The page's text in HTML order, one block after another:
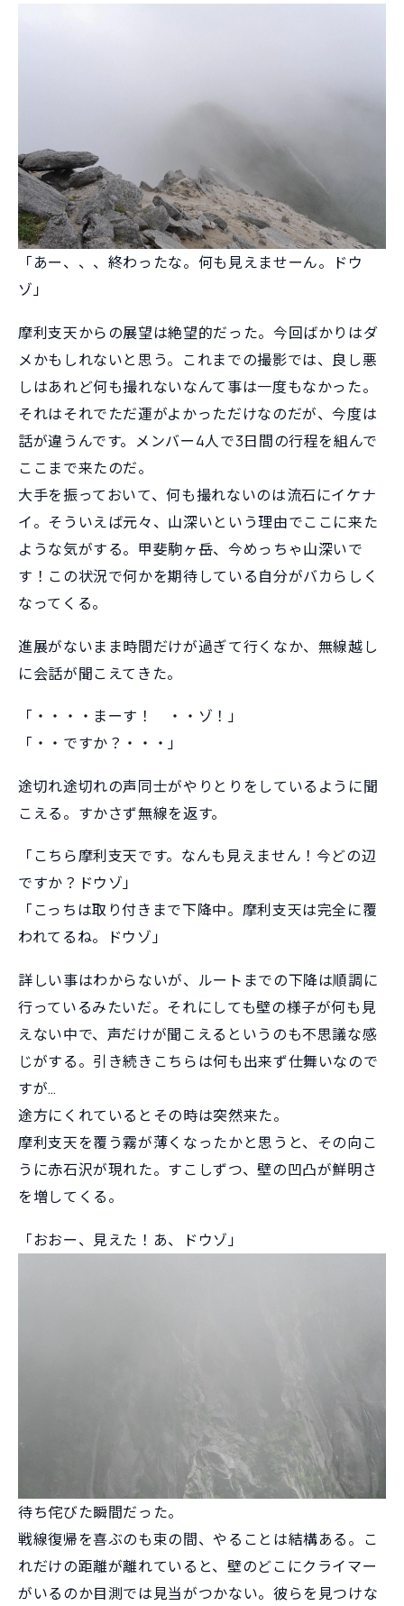
「あー、、、終わったな。何も見えませーん。ドウ
ゾ」
摩利支天からの展望は絶望的だった。今回ばかりはダ
メかもしれないと思う。これまでの撮影では、良し悪
しはあれど何も撮れないなんて事は一度もなかった。
それはそれでただ運がよかっただけなのだが、今度は
話が違うんです。メンバー4人で3日間の行程を組んで
ここまで来たのだ。
大手を振っておいて、何も撮れないのは流石にイケナ
イ。そういえば元々、山深いという理由でここに来た
ような気がする。甲斐駒ヶ岳、今めっちゃ山深いで
す！この状況で何かを期待している自分がバカらしく
なってくる。
進展がないまま時間だけが過ぎて行くなか、無線越し
に会話が聞こえてきた。
「・・・・まーす！ ・・ゾ！」
「・・ですか？・・・」
途切れ途切れの声同士がやりとりをしているように聞
こえる。すかさず無線を返す。
「こちら摩利支天です。なんも見えません！今どの辺
ですか？ドウゾ」
「こっちは取り付きまで下降中。摩利支天は完全に覆
われてるね。ドウゾ」
詳しい事はわからないが、ルートまでの下降は順調に
行っているみたいだ。それにしても壁の様子が何も見
えない中で、声だけが聞こえるというのも不思議な感
じがする。引き続きこちらは何も出来ず仕舞いなので
すが…
途方にくれているとその時は突然来た。
摩利支天を覆う霧が薄くなったかと思うと、その向こ
うに赤石沢が現れた。すこしずつ、壁の凹凸が鮮明さ
を増してくる。
「おおー、見えた！あ、ドウゾ」
待ち侘びた瞬間だった。
戦線復帰を喜ぶのも束の間、やることは結構ある。こ
れだけの距離が離れていると、壁のどこにクライマー
がいるのか目測では見当がつかない。彼らを見つけな